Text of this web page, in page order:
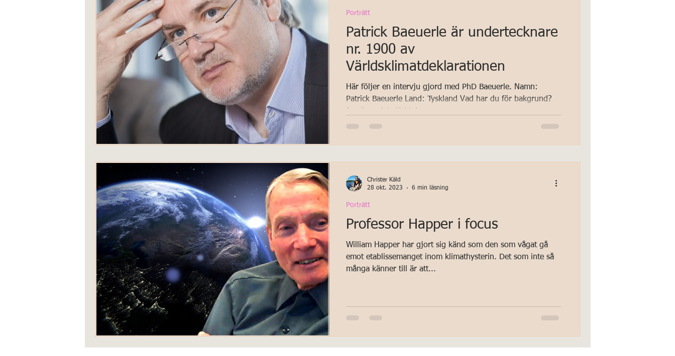
Patrick Baeuerle är undertecknare
nr. 1900 av
Världsklimatdeklarationen
Här följer en intervju gjord med PhD Baeuerle. Namn:
Patrick Baeuerle Land: Tyskland Vad har du för bakgrund?
Porträtt
Professor Happer i focus
William Happer har gjort sig känd som den som vågat gå
emot etablissemanget inom klimathysterin. Det som inte så
många känner till är att...
Porträtt
Christer Käld
28 okt. 2023
6 min läsning